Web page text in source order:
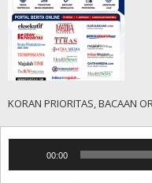
KORAN PRIORITAS, BACAAN
00:00